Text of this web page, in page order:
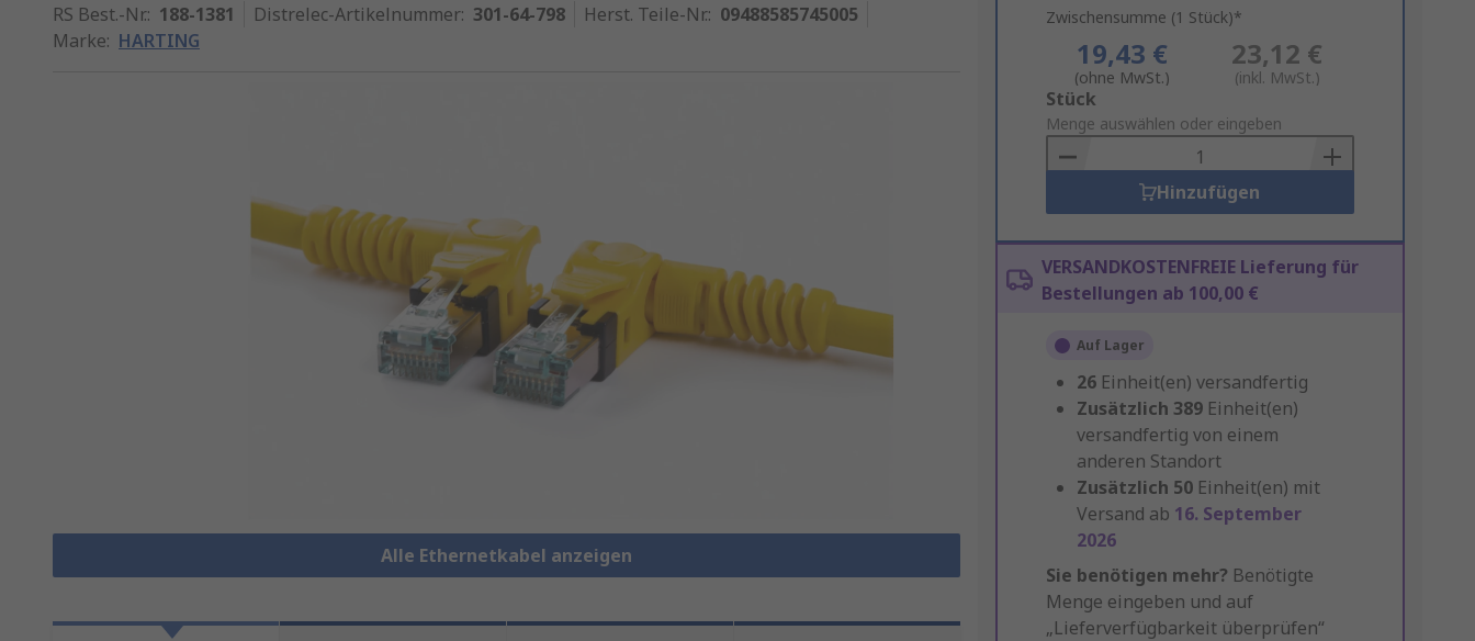
RS Best.-Nr.: 188-1381 Distrelec-Artikelnummer: 301-64-798 Herst. Teile-Nr.: 09488585745005
Marke: HARTING
Alle Ethernetkabel anzeigen
Zwischensumme (1 Stück)*
19,43 €
(ohne MwSt.)
23,12 €
(inkl. MwSt.)
Add
to
Basket
Stück
Menge auswählen oder eingeben
Hinzufügen
VERSANDKOSTENFREIE Lieferung für
Bestellungen ab 100,00 €
Auf Lager
26 Einheit(en) versandfertig
Zusätzlich 389 Einheit(en)
versandfertig von einem
anderen Standort
Zusätzlich 50 Einheit(en) mit
Versand ab 16. September
2026
Sie benötigen mehr? Benötigte
Menge eingeben und auf
„Lieferverfügbarkeit überprüfen“